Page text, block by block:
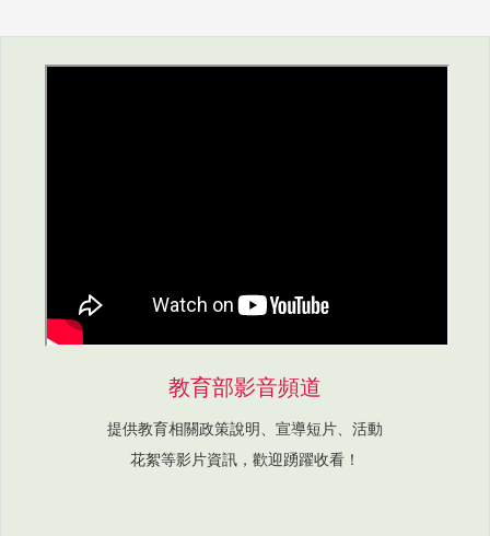
教育部影音頻道
提供教育相關政策說明、宣導短片、活動
花絮等影片資訊，歡迎踴躍收看！